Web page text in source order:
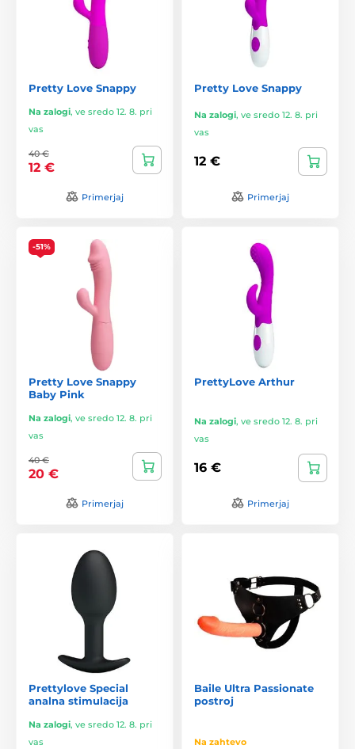
Pretty Love Snappy
Na zalogi, ve sredo 12. 8. pri
vas
40 €
12 €
Primerjaj
Pretty Love Snappy
Na zalogi, ve sredo 12. 8. pri
vas
12 €
Primerjaj
-51%
Pretty Love Snappy
Baby Pink
Na zalogi, ve sredo 12. 8. pri
vas
40 €
20 €
Primerjaj
PrettyLove Arthur
Na zalogi, ve sredo 12. 8. pri
vas
16 €
Primerjaj
Prettylove Special
analna stimulacija
Na zalogi, ve sredo 12. 8. pri
vas
Baile Ultra Passionate
postroj
Na zahtevo